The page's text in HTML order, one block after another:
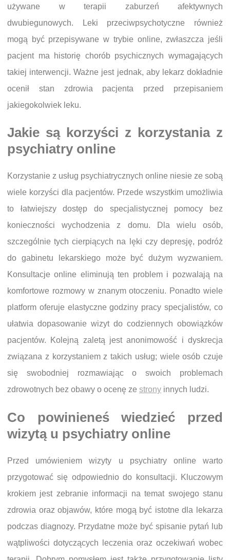
używane w terapii zaburzeń afektywnych
dwubiegunowych. Leki przeciwpsychotyczne również
mogą być przepisywane w trybie online, zwłaszcza jeśli
pacjent ma historię chorób psychicznych wymagających
takiej interwencji. Ważne jest jednak, aby lekarz dokładnie
ocenił stan zdrowia pacjenta przed przepisaniem
jakiegokolwiek leku.
Jakie są korzyści z korzystania z
psychiatry online
Korzystanie z usług psychiatrycznych online niesie ze sobą
wiele korzyści dla pacjentów. Przede wszystkim umożliwia
to łatwiejszy dostęp do specjalistycznej pomocy bez
konieczności wychodzenia z domu. Dla wielu osób,
szczególnie tych cierpiących na lęki czy depresję, podróż
do gabinetu lekarskiego może być dużym wyzwaniem.
Konsultacje online eliminują ten problem i pozwalają na
komfortowe rozmowy w znanym otoczeniu. Ponadto wiele
platform oferuje elastyczne godziny pracy specjalistów, co
ułatwia dopasowanie wizyt do codziennych obowiązków
pacjentów. Kolejną zaletą jest anonimowość i dyskrecja
związana z korzystaniem z takich usług; wiele osób czuje
się swobodniej rozmawiając o swoich problemach
zdrowotnych bez obawy o ocenę ze strony innych ludzi.
Co powinieneś wiedzieć przed
wizytą u psychiatry online
Przed umówieniem wizyty u psychiatry online warto
przygotować się odpowiednio do konsultacji. Kluczowym
krokiem jest zebranie informacji na temat swojego stanu
zdrowia oraz objawów, które mogą być istotne dla lekarza
podczas diagnozy. Przydatne może być spisanie pytań lub
wątpliwości dotyczących leczenia oraz oczekiwań wobec